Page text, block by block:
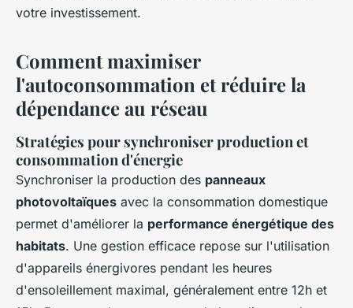
votre investissement.
Comment maximiser
l'autoconsommation et réduire la
dépendance au réseau
Stratégies pour synchroniser production et
consommation d'énergie
Synchroniser la production des panneaux
photovoltaïques avec la consommation domestique
permet d'améliorer la performance énergétique des
habitats. Une gestion efficace repose sur l'utilisation
d'appareils énergivores pendant les heures
d'ensoleillement maximal, généralement entre 12h et